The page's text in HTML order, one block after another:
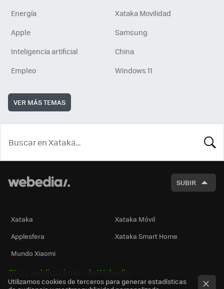
Energía
Xataka Movilidad
Apple
Samsung
Inteligencia artificial
China
Empleo
Windows 11
VER MÁS TEMAS
SUBIR
Xataka
Xataka Móvil
Applesfera
Xataka Smart Home
Mundo Xiaomi
Otras publicaciones de Webedia
Utilizamos cookies de terceros para generar estadísticas